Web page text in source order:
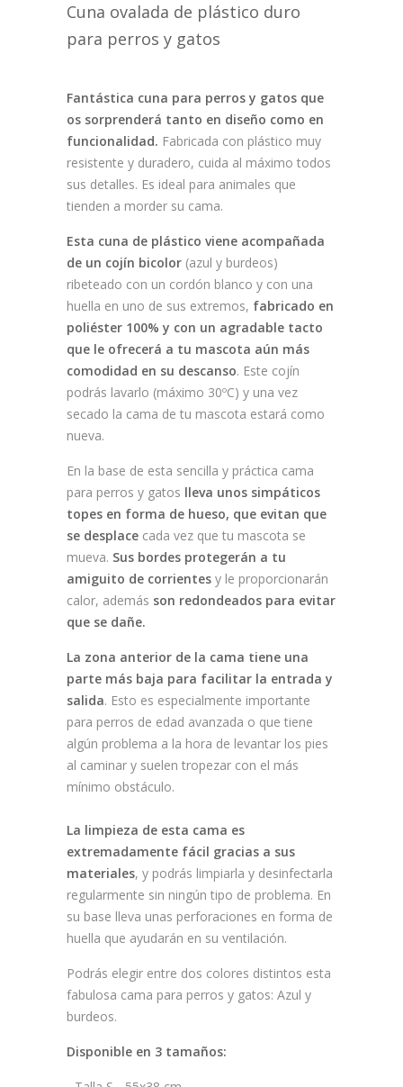
Cuna ovalada de plástico duro
para perros y gatos
Fantástica cuna para perros y gatos que
os sorprenderá tanto en diseño como en
funcionalidad. Fabricada con plástico muy
resistente y duradero, cuida al máximo todos
sus detalles. Es ideal para animales que
tienden a morder su cama.
Esta cuna de plástico viene acompañada
de un cojín bicolor (azul y burdeos)
ribeteado con un cordón blanco y con una
huella en uno de sus extremos, fabricado en
poliéster 100% y con un agradable tacto
que le ofrecerá a tu mascota aún más
comodidad en su descanso. Este cojín
podrás lavarlo (máximo 30ºC) y una vez
secado la cama de tu mascota estará como
nueva.
En la base de esta sencilla y práctica cama
para perros y gatos lleva unos simpáticos
topes en forma de hueso, que evitan que
se desplace cada vez que tu mascota se
mueva. Sus bordes protegerán a tu
amiguito de corrientes y le proporcionarán
calor, además son redondeados para evitar
que se dañe.
La zona anterior de la cama tiene una
parte más baja para facilitar la entrada y
salida. Esto es especialmente importante
para perros de edad avanzada o que tiene
algún problema a la hora de levantar los pies
al caminar y suelen tropezar con el más
mínimo obstáculo.
La limpieza de esta cama es
extremadamente fácil gracias a sus
materiales, y podrás limpiarla y desinfectarla
regularmente sin ningún tipo de problema. En
su base lleva unas perforaciones en forma de
huella que ayudarán en su ventilación.
Podrás elegir entre dos colores distintos esta
fabulosa cama para perros y gatos: Azul y
burdeos.
Disponible en 3 tamaños: